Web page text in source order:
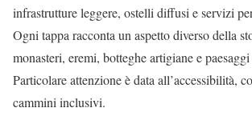
infrastrutture leggere, ostelli diffusi e servizi
Ogni tappa racconta un aspetto diverso della
monasteri, eremi, botteghe artigiane e
Particolare attenzione è data all’accessibilità,
cammini inclusivi.